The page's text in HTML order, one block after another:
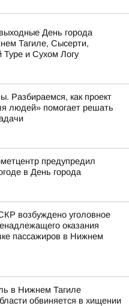
День города
Тагиле, Сысерти,
Туре и Сухом Логу
Разбираемся, как проект
людей» помогает решать
предупредил
в День города
возбуждено уголовное
оказания
пассажиров в Нижнем
в Нижнем Тагиле
обвиняется в хищении